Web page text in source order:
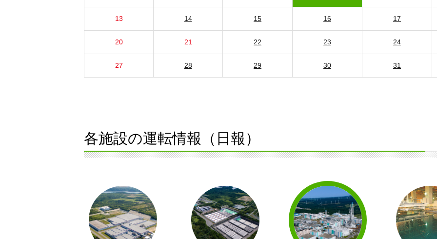
13 14 15 16 17
20 21 22 23 24
27 28 29 30 31
各施設の運転情報（日報）